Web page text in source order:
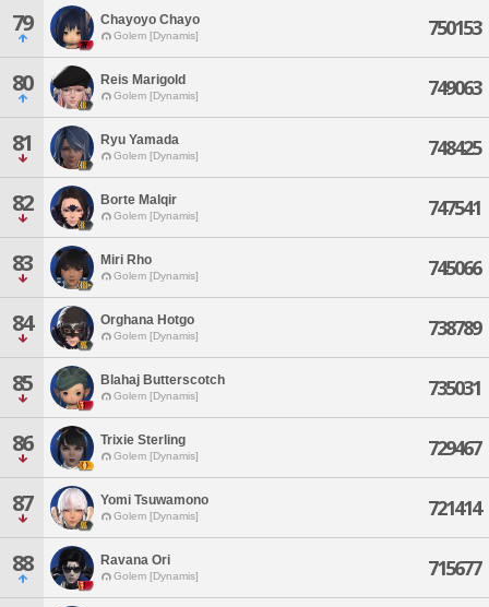
79 Chayoyo Chayo
Golem [Dynamis] 750153
80 Reis Marigold
Golem [Dynamis] 749063
81 Ryu Yamada
Golem [Dynamis] 748425
82 Borte Malqir
Golem [Dynamis] 747541
83 Miri Rho
Golem [Dynamis] 745066
84 Orghana Hotgo
Golem [Dynamis] 738789
85 Blahaj Butterscotch
Golem [Dynamis] 735031
86 Trixie Sterling
Golem [Dynamis] 729467
87 Yomi Tsuwamono
Golem [Dynamis] 721414
88 Ravana Ori
Golem [Dynamis] 715677